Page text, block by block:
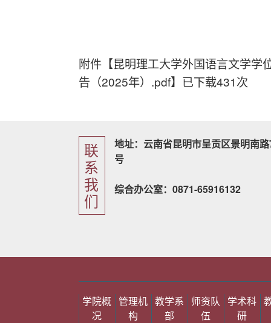
附件【昆明理工大学外国语言文学学
告（2025年）.pdf】已下载431次
联
系
我
们
地址：云南省昆明市呈贡区景明南
号
综合办公室：0871-65916132
学院概
况
管理机
构
教学系
部
师资队
伍
学术科
研